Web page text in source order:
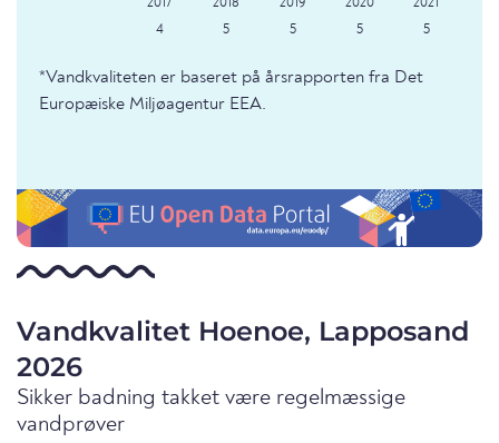
4 5 5 5 5
*Vandkvaliteten er baseret på årsrapporten fra Det
Europæiske Miljøagentur EEA.
Vandkvalitet Hoenoe, Lapposand
2026
Sikker badning takket være regelmæssige
vandprøver